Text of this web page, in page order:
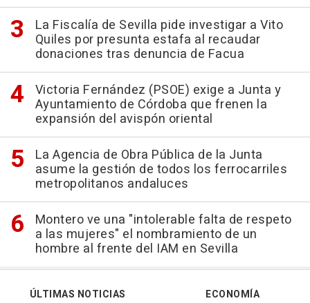
La Fiscalía de Sevilla pide investigar a Vito
Quiles por presunta estafa al recaudar
donaciones tras denuncia de Facua
Victoria Fernández (PSOE) exige a Junta y
Ayuntamiento de Córdoba que frenen la
expansión del avispón oriental
La Agencia de Obra Pública de la Junta
asume la gestión de todos los ferrocarriles
metropolitanos andaluces
Montero ve una "intolerable falta de respeto
a las mujeres" el nombramiento de un
hombre al frente del IAM en Sevilla
ÚLTIMAS NOTICIAS
ECONOMÍA